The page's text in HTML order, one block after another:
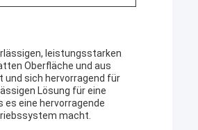
leistungsstarken
Oberfläche und aus
und sich hervorragend für
Lösung für eine
es eine hervorragende
macht.